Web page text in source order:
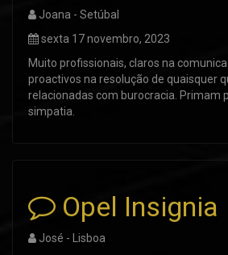
Joana - Setúbal
sexta 17 novembro, 2023
Muito profissionais, claros na
proactivos na resolução de quaisquer
relacionadas com burocracia. Primam
simpatia.
Opel Insignia
José - Lisboa